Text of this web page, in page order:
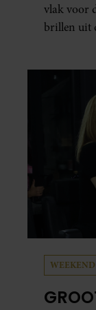
vlak voor
brillen uit
WEEKEND